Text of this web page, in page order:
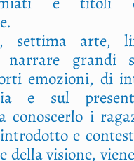
settima arte,
narrare grandi
emozioni, di
e sul
conoscerlo i
e
della visione,